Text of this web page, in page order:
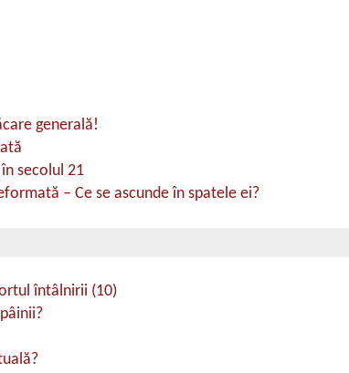
generală!
secolul 21
– Ce se ascunde în spatele ei?
întâlnirii (10)